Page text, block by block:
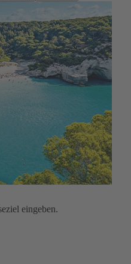
eingeben.